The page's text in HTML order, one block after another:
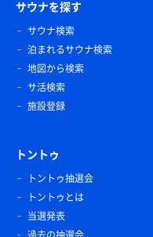
サウナを探す
サウナ検索
泊まれるサウナ検索
地図から検索
サ活検索
施設登録
トントゥ
トントゥ抽選会
トントゥとは
当選発表